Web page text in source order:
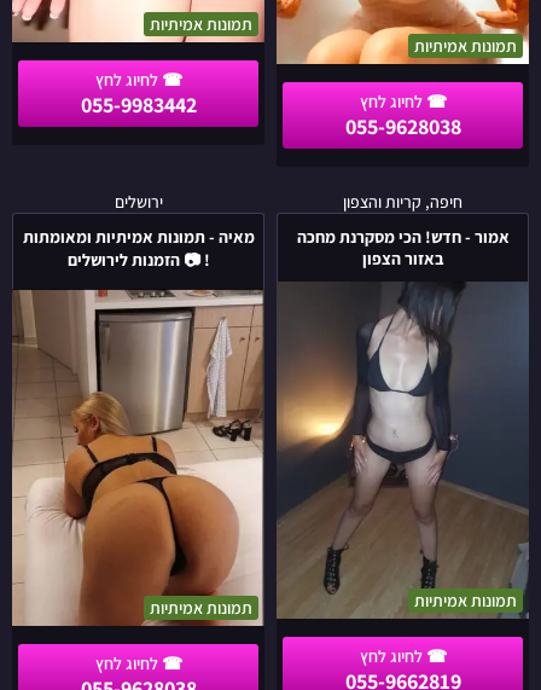
תמונות אמיתיות
055-9628038
תמונות אמיתיות
055-9983442
חיפה, קריות והצפון
אמור - חדש! הכי מסקרנת מחכה
באזור הצפון
תמונות אמיתיות
055-9662819
אמור
-
חדש!
הכי
מסקרנת
מחכה
באזור
הצפון
ירושלים
מאיה - תמונות אמיתיות ומאומתות
! 📷 הזמנות לירושלים
תמונות אמיתיות
מאיה
-
תמונות
אמיתיות
ומאומתות
הזמנות
לירושלים